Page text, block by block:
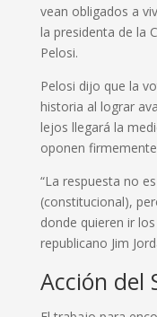
vean obligados a
la presidenta de la
Pelosi.
Pelosi dijo que la
historia al lograr
lejos llegará la
oponen
“La respuesta no
(constitucional),
donde quieren ir
republicano Jim
Acción del